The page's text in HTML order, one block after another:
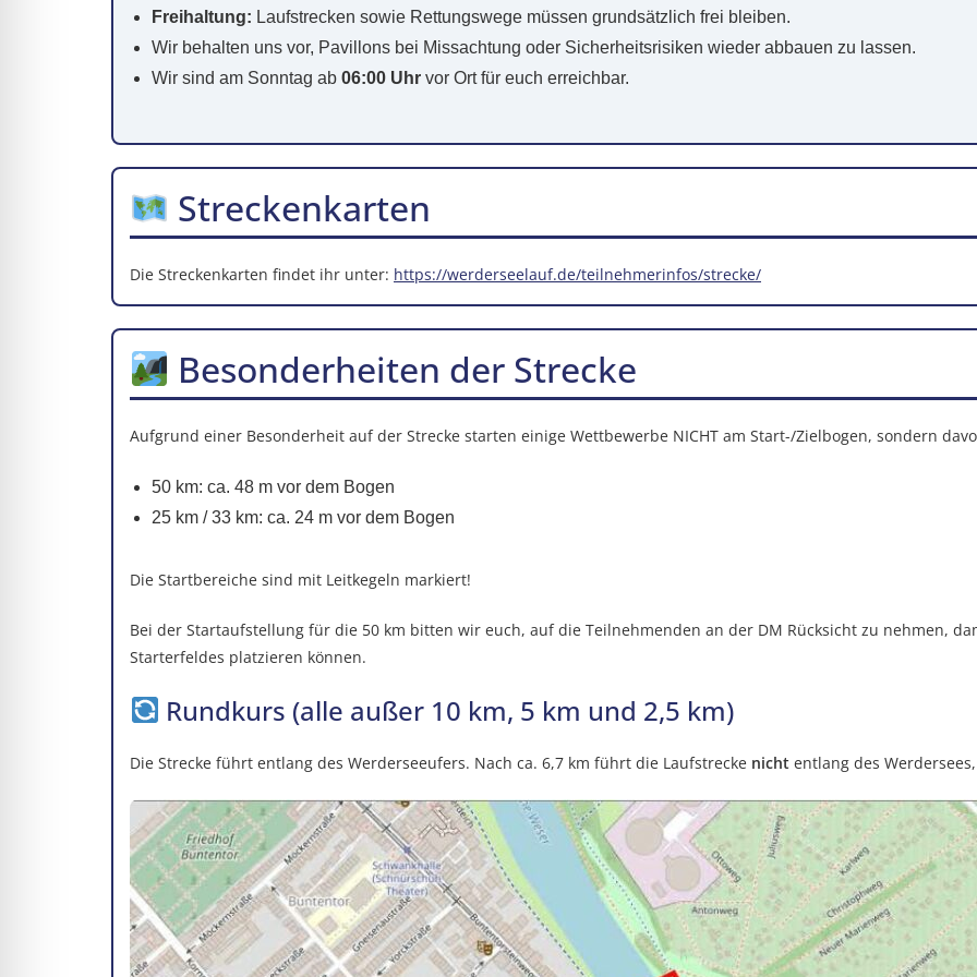
Freihaltung: Laufstrecken sowie Rettungswege müssen grundsätzlich frei bleiben.
Wir behalten uns vor, Pavillons bei Missachtung oder Sicherheitsrisiken wieder abbauen zu lassen.
Wir sind am Sonntag ab 06:00 Uhr vor Ort für euch erreichbar.
Streckenkarten
Die Streckenkarten findet ihr unter: https://werderseelauf.de/teilnehmerinfos/strecke/
Besonderheiten der Strecke
Aufgrund einer Besonderheit auf der Strecke starten einige Wettbewerbe NICHT am Start-/Zielbogen, sondern
50 km: ca. 48 m vor dem Bogen
25 km / 33 km: ca. 24 m vor dem Bogen
Die Startbereiche sind mit Leitkegeln markiert!
Bei der Startaufstellung für die 50 km bitten wir euch, auf die Teilnehmenden an der DM Rücksicht zu nehmen,
Starterfeldes platzieren können.
Rundkurs (alle außer 10 km, 5 km und 2,5 km)
Die Strecke führt entlang des Werderseeufers. Nach ca. 6,7 km führt die Laufstrecke nicht entlang des